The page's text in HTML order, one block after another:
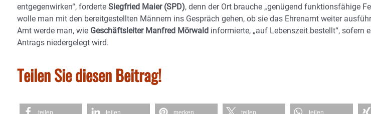
entgegenwirken“, forderte Siegfried Maier (SPD), denn der Ort brauche „genügend funktionsfähige
wolle man mit den bereitgestellten Männern ins Gespräch gehen, ob sie das Ehrenamt weiter
Amt werde man, wie Geschäftsleiter Manfred Mörwald informierte, „auf Lebenszeit bestellt“, sofern
Antrags niedergelegt wird.
Teilen Sie diesen Beitrag!
teilen teilen merken teilen teilen